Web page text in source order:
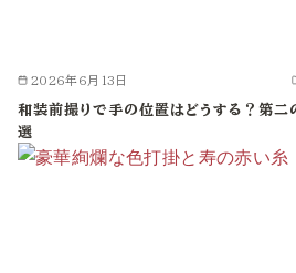
2026年6月13日
和装前撮りで手の位置はどうする？第二
選